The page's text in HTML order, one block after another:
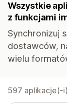
Wszystkie
z funkcjami
Synchronizuj
dostawców,
wielu
597 aplikacje(-